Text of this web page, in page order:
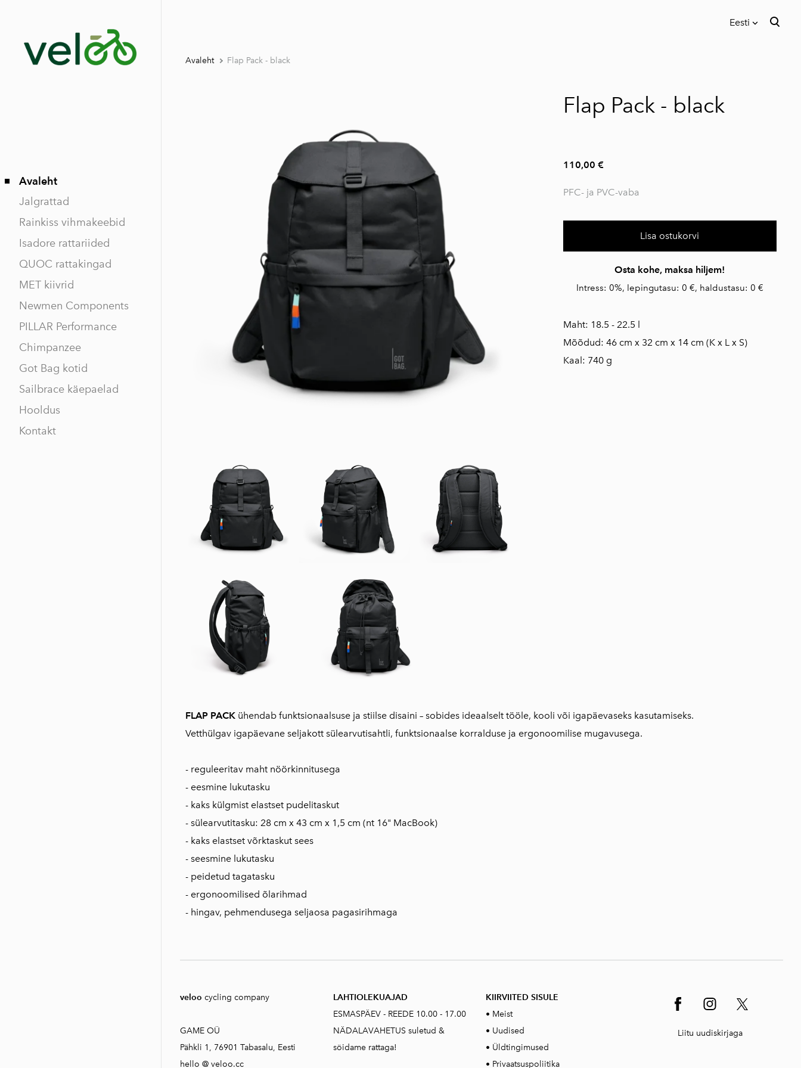
Eesti
Avaleht
Jalgrattad
Rainkiss vihmakeebid
Isadore rattariided
QUOC rattakingad
MET kiivrid
Newmen Components
PILLAR Performance
Chimpanzee
Got Bag kotid
Sailbrace käepaelad
Hooldus
Kontakt
Avaleht Flap Pack - black
Flap Pack - black
110,00 €
PFC- ja PVC-vaba
Lisa ostukorvi
Osta kohe, maksa hiljem!
Intress: 0%, lepingutasu: 0 €, haldustasu: 0 €
Maht: 18.5 - 22.5 l
Mõõdud: 46 cm x 32 cm x 14 cm (K x L x S)
Kaal: 740 g
FLAP PACK ühendab funktsionaalsuse ja stiilse disaini – sobides ideaalselt tööle, kooli või igapäevaseks kasutamiseks.
Vetthülgav igapäevane seljakott sülearvutisahtli, funktsionaalse korralduse ja ergonoomilise mugavusega.
- reguleeritav maht nöörkinnitusega
- eesmine lukutasku
- kaks külgmist elastset pudelitaskut
- sülearvutitasku: 28 cm x 43 cm x 1,5 cm (nt 16" MacBook)
- kaks elastset võrktaskut sees
- seesmine lukutasku
- peidetud tagatasku
- ergonoomilised õlarihmad
- hingav, pehmendusega seljaosa pagasirihmaga
veloo cycling company
GAME OÜ
Pähkli 1, 76901 Tabasalu, Eesti
hello @ veloo.cc
LAHTIOLEKUAJAD
ESMASPÄEV - REEDE 10.00 - 17.00
NÄDALAVAHETUS suletud &
söidame rattaga!
KIIRVIITED SISULE
• Meist
• Uudised
• Üldtingimused
• Privaatsuspoliitika
Liitu uudiskirjaga